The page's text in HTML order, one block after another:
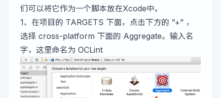
们可以将它作为一个脚本放在Xcode中。
1、在项目的 TARGETS 下面，点击下方的 ”+” ，
选择 cross-platform 下面的 Aggregate。输入名
字，这里命名为 OCLint